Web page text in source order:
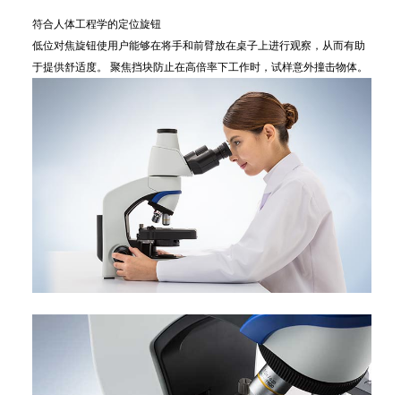
符合人体工程学的定位旋钮
低位对焦旋钮使用户能够在将手和前臂放在桌子上进行观察，从而有助
于提供舒适度。 聚焦挡块防止在高倍率下工作时，试样意外撞击物体。